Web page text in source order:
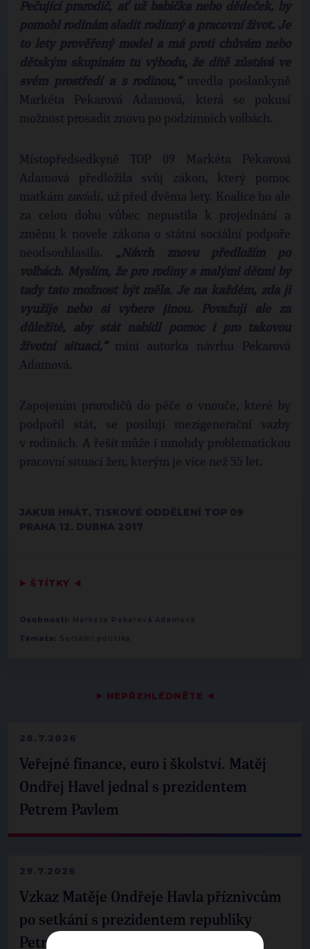
▶ NEPŘEHLÉDNĚTE ◀
28.7.2026
Veřejné finance, euro i školství. Matěj
Ondřej Havel jednal s prezidentem
Petrem Pavlem
29.7.2026
Vzkaz Matěje Ondřeje Havla příznivcům
po setkání s prezidentem republiky
Petrem Pavlem
Pečující prarodič, ať už babička nebo dědeček, by
pomohl rodinám sladit rodinný a pracovní život. Je
to lety prověřený model a má proti chůvám nebo
dětským skupinám tu výhodu, že dítě zůstává ve
svém prostředí a s rodinou,“uvedla poslankyně
Markéta Pekarová Adamová, která se pokusí
možnost prosadit znovu po podzimních volbách.
Místopředsedkyně TOP 09 Markéta Pekarová
Adamová předložila svůj zákon, který pomoc
matkám zavádí, už před dvěma lety. Koalice ho ale
za celou dobu vůbec nepustila k projednání a
změnu k novele zákona o státní sociální podpoře
neodsouhlasila. „Návrh znovu předložím po
volbách. Myslím, že pro rodiny s malými dětmi by
tady tato možnost být měla. Je na každém, zda ji
využije nebo si vybere jinou. Považuji ale za
důležité, aby stát nabídl pomoc i pro takovou
životní situaci,“míní autorka návrhu Pekarová
Adamová.
Zapojením prarodičů do péče o vnouče, které by
podpořil stát, se posilují mezigenerační vazby
v rodinách. A řešit může i mnohdy problematickou
pracovní situaci žen, kterým je více než 55 let.
JAKUB HNÁT, TISKOVÉ ODDĚLENÍ TOP 09
PRAHA 12. DUBNA 2017
▶ ŠTÍTKY ◀
Osobnosti: Markéta Pekarová Adamová
Témata: Sociální politika